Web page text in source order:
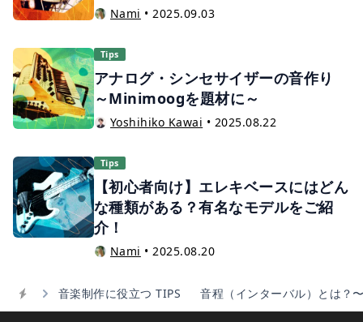
Nami •2025.09.03
Tips
アナログ・シンセサイザーの音作り
～Minimoogを題材に～
Yoshihiko Kawai • 2025.08.22
Tips
【初心者向け】エレキベースにはどん
な種類がある？有名なモデルをご紹
介！
Nami •2025.08.20
音楽制作に役立つ TIPS 音程（インターバル）とは？